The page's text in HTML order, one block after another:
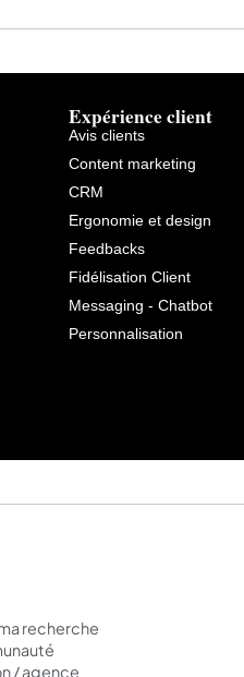
Expérience client
Avis clients
Content marketing
CRM
Ergonomie et design
Feedbacks
Fidélisation Client
Messaging - Chatbot
Personnalisation
recherche
/ agence